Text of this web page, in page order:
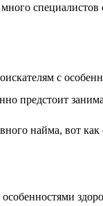
с
предстоит
найма, вот как